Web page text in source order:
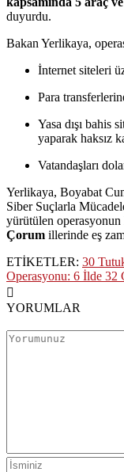
duyurdu.
Bakan Yerlikaya,
İnternet siteleri
Para
Yasa dışı bahis
yaparak haksız
Vatandaşları
Yerlikaya, Boyabat
Siber Suçlarla
yürütülen operasyonun
Çorum illerinde eş
ETİKETLER: 30
Operasyonu: 6 İlde 32
YORUMLAR